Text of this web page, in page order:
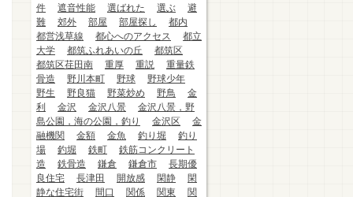
件
遮音性能 選ばれた 選ぶ
避
難
郊外 部屋 部屋探し
都内
都営浅草線
都心へのアクセス
都立
大学
都筑ふれあいの丘
都筑区
都筑区荏田南
重厚 重説
重量鉄
骨造
野川本町 野球
野球少年
野生
野良猫 野菜炒め 野鳥
金
利
金沢 金沢八景
金沢八景，野
島公園，海の公園，釣り
金沢区
金
融機関
金額 金魚 釣り堀
釣り
場
釣堀 鉄町
鉄筋コンクリート
造
鉄骨造 鎌倉 鎌倉市
長期優
良住宅
長津田 開放感 閑静
閑
静な住宅街
間口 関係 関東
関